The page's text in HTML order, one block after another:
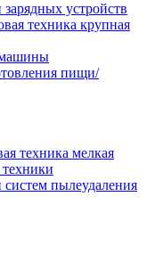
устройств
техника крупная
машины
пищи/
техника мелкая
систем пылеудаления